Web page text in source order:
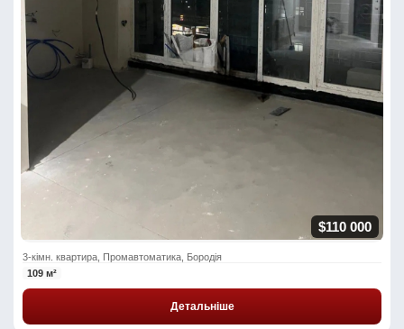
$110 000
3-кімн. квартира, Промавтоматика, Бородія
109 м²
Детальніше